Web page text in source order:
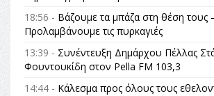
18:56 - Βάζουμε τα μπάζα στη θέση τους
Προλαμβάνουμε τις πυρκαγιές
13:39 - Συνέντευξη Δημάρχου Πέλλας
Φουντουκίδη στον Pella FM 103,3
14:44 - Κάλεσμα προς όλους τους